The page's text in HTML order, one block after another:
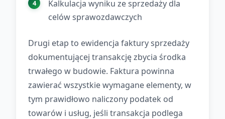
Kalkulacja wyniku ze sprzedaży dla
celów sprawozdawczych
Drugi etap to ewidencja faktury sprzedaży
dokumentującej transakcję zbycia środka
trwałego w budowie. Faktura powinna
zawierać wszystkie wymagane elementy, w
tym prawidłowo naliczony podatek od
towarów i usług, jeśli transakcja podlega